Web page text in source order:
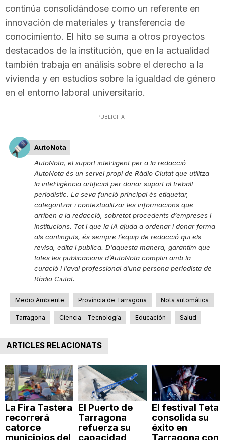
continúa consolidándose como un referente en
innovación de materiales y transferencia de
conocimiento. El hito se suma a otros proyectos
destacados de la institución, que en la actualidad
también trabaja en análisis sobre el derecho a la
vivienda y en estudios sobre la igualdad de género
en el entorno laboral universitario.
PUBLICITAT
AutoNota
AutoNota, el suport intel·ligent per a la redacció
AutoNota és un servei propi de Ràdio Ciutat que utilitza
la intel·ligència artificial per donar suport al treball
periodístic. La seva funció principal és etiquetar,
categoritzar i contextualitzar les informacions que
arriben a la redacció, sobretot procedents d’empreses i
institucions. Tot i que la IA ajuda a ordenar i donar forma
als continguts, és sempre l’equip de redacció qui els
revisa, edita i publica. D’aquesta manera, garantim que
totes les publicacions d’AutoNota comptin amb la
curació i l’aval professional d’una persona periodista de
Ràdio Ciutat.
Medio Ambiente Província de Tarragona Nota automática
Tarragona Ciencia - Tecnología Educación Salud
ARTICLES RELACIONATS
La Fira Tastera
recorrerá
catorce
El Puerto de
Tarragona
refuerza su
El festival Teta
consolida su
éxito en